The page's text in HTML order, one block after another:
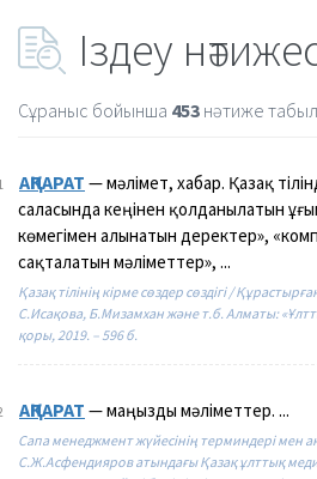
Іздеу
Сұраныс бойынша 453 нәтиже
АҚПАРАТ — мәлімет, хабар. Қазақ
саласында кеңінен қолданылатын
көмегімен алынатын деректер»,
сақталатын мәліметтер», ...
Қазақ тілінің кірме сөздер сөздігі /
С.Исақова, Б.Мизамхан және т.б. Алматы:
қоры, 2019. – 596 б.
АҚПАРАТ — маңызды мәліметтер. ...
Сапа менеджмент жүйесінің терминдері мен
С.Ж.Асфендияров атындағы Қазақ ұлттық